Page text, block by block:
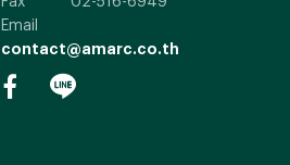
Email
contact@amarc.co.th